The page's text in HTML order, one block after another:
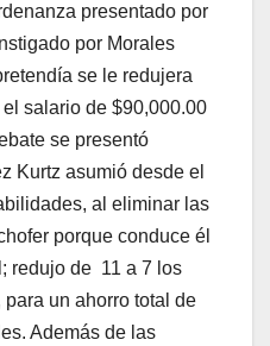
presentado por
por Morales
se le redujera
salario de $90,000.00
se presentó
Kurtz asumió desde el
al eliminar las
porque conduce él
redujo de 11 a 7 los
un ahorro total de
Además de las